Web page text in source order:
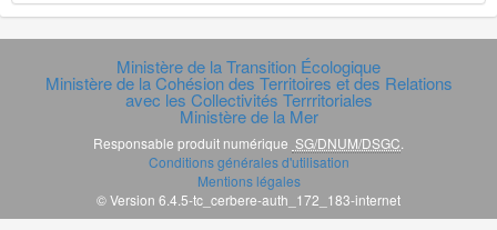
Ministère de la Transition Écologique
Ministère de la Cohésion des Territoires et des Relations
avec les Collectivités Terrritoriales
Ministère de la Mer
Responsable produit numérique SG/DNUM/DSGC
Conditions générales d'utilisation
Mentions légales
© Version 6.4.5-tc_cerbere-auth_172_183-internet